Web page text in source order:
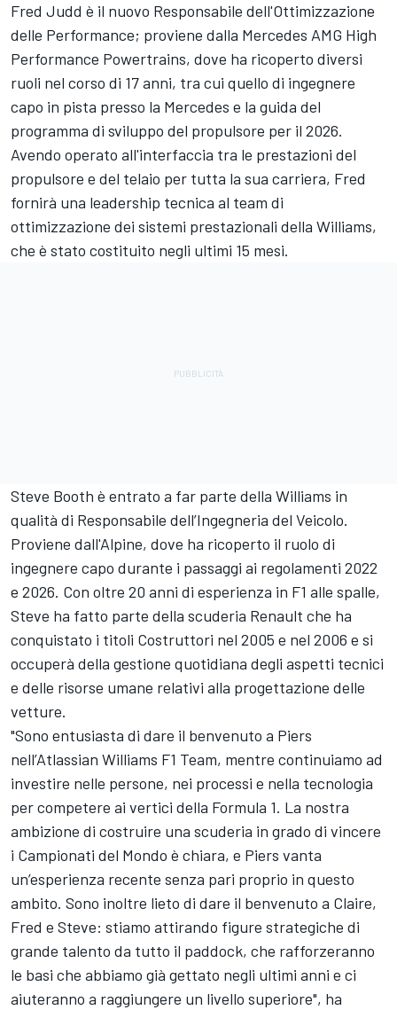
Fred Judd è il nuovo Responsabile dell'Ottimizzazione
delle Performance; proviene dalla Mercedes AMG High
Performance Powertrains, dove ha ricoperto diversi
ruoli nel corso di 17 anni, tra cui quello di ingegnere
capo in pista presso la Mercedes e la guida del
programma di sviluppo del propulsore per il 2026.
Avendo operato all'interfaccia tra le prestazioni del
propulsore e del telaio per tutta la sua carriera, Fred
fornirà una leadership tecnica al team di
ottimizzazione dei sistemi prestazionali della Williams,
che è stato costituito negli ultimi 15 mesi.
Steve Booth è entrato a far parte della Williams in
qualità di Responsabile dell’Ingegneria del Veicolo.
Proviene dall'Alpine, dove ha ricoperto il ruolo di
ingegnere capo durante i passaggi ai regolamenti 2022
e 2026. Con oltre 20 anni di esperienza in F1 alle spalle,
Steve ha fatto parte della scuderia Renault che ha
conquistato i titoli Costruttori nel 2005 e nel 2006 e si
occuperà della gestione quotidiana degli aspetti tecnici
e delle risorse umane relativi alla progettazione delle
vetture.
"Sono entusiasta di dare il benvenuto a Piers
nell’Atlassian Williams F1 Team, mentre continuiamo ad
investire nelle persone, nei processi e nella tecnologia
per competere ai vertici della Formula 1. La nostra
ambizione di costruire una scuderia in grado di vincere
i Campionati del Mondo è chiara, e Piers vanta
un’esperienza recente senza pari proprio in questo
ambito. Sono inoltre lieto di dare il benvenuto a Claire,
Fred e Steve: stiamo attirando figure strategiche di
grande talento da tutto il paddock, che rafforzeranno
le basi che abbiamo già gettato negli ultimi anni e ci
aiuteranno a raggiungere un livello superiore", ha